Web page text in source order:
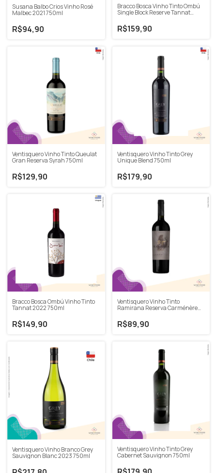
Susana Balbo Crios Vinho Rosé
Malbec 2021 750ml
R$94,90
Bracco Bosca Vinho Tinto Ombú
Single Block Reserve Tannat
R$159,90
Ventisquero Vinho Tinto Queulat
Gran Reserva Syrah 750ml
R$129,90
Ventisquero Vinho Tinto Grey
Unique Blend 750ml
R$179,90
Bracco Bosca Ombú Vinho Tinto
Tannat 2022 750ml
R$149,90
Ventisquero Vinho Tinto
Ramirana Reserva Carménère
R$89,90
Ventisquero Vinho Branco Grey
Sauvignon Blanc 2023 750ml
Ventisquero Vinho Tinto Grey
Cabernet Sauvignon 750ml